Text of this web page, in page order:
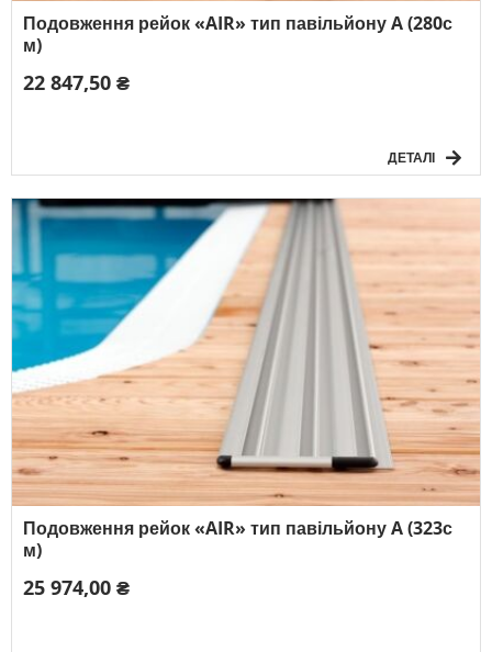
Подовження рейок «AIR» тип павільйону A (280с
м)
22 847,50 ₴
ДЕТАЛІ
Подовження рейок «AIR» тип павільйону A (323с
м)
25 974,00 ₴